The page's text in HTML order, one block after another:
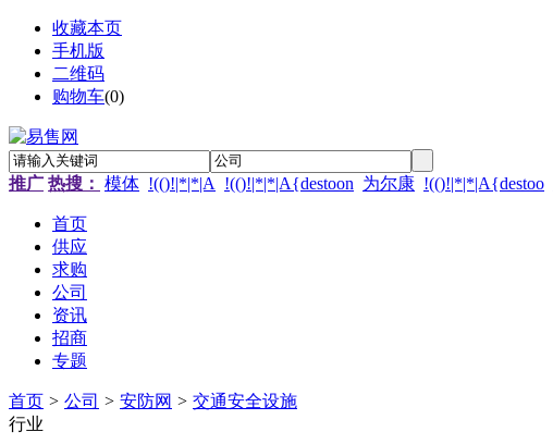
收藏本页
手机版
二维码
购物车(0)
推广 热搜： 模体 !(()!|*|*|A !(()!|*|*|A{destoon 为尔康 !(()!|*|*|A{destoo
首页
供应
求购
公司
资讯
招商
专题
首页 > 公司 > 安防网 > 交通安全设施
行业